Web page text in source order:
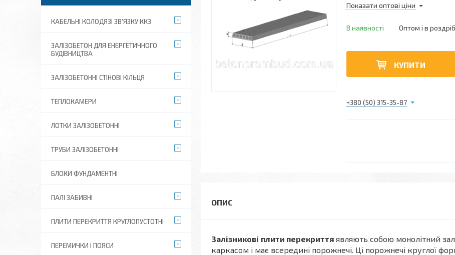
Показати оптові ціни
В наявності Оптом і в роздріб
КУПИТИ
+380 (50) 315-35-87
Залізникові плити перекриття являють собою монолітний
каркасом і має всередині порожнечі. Ці порожнечі круглої
КАБЕЛЬНІ КОЛОДЯЗІ ЗВ'ЯЗКУ ККЗ
ЗАЛІЗОБЕТОН ДЛЯ ЕНЕРГЕТИЧНОГО
БУДІВНИЦТВА
ЗАЛІЗОБЕТОННІ СТІНОВІ КІЛЬЦЯ
ТЕПЛОКАМЕРИ
ЛОТКИ ЗАЛІЗОБЕТОННІ
ТРУБИ ЗАЛІЗОБЕТОННІ
БЛОКИ ФУНДАМЕНТНІ
ПАЛІ ЗАБИВНІ
ПЛИТИ ПЕРЕКРИТТЯ КРУГЛОПУСТОТНІ
ПЕРЕМИЧКИ І ПОЯСИ